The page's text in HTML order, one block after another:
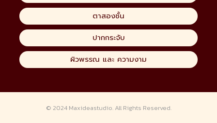
ตาสองชั้น
ปากกระจับ
ผิวพรรณ และ ความงาม
© 2024 Maxideastudio.All Rights Reserved.